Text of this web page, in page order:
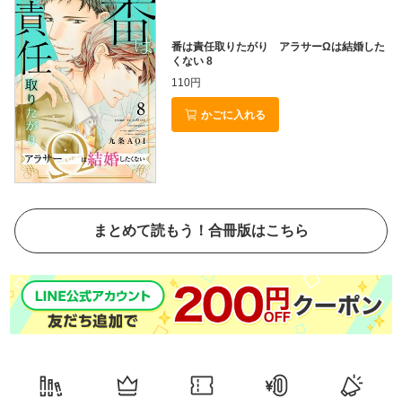
番は責任取りたがり アラサーΩは結婚した
くない 8
110円
かごに入れる
まとめて読もう！合冊版はこちら